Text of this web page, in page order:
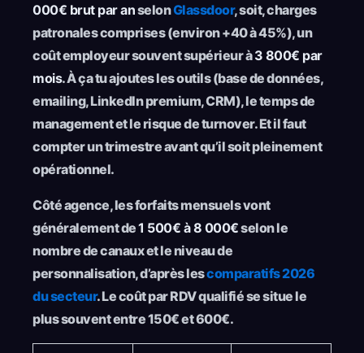
000€ brut par anselonGlassdoor, soit, charges
patronales comprises (environ +40 à 45%), un
coût employeur souvent supérieur à3 800€ par
mois. À ça tu ajoutes les outils (base de données,
emailing, LinkedIn premium, CRM), le temps de
management et le risque de turnover. Et il faut
compter un trimestre avant qu’il soit pleinement
opérationnel.
Côté agence, les forfaits mensuels vont
généralement de1 500€ à 8 000€selon le
nombre de canaux et le niveau de
personnalisation, d’après lescomparatifs 2026
du secteur. Le coût par RDV qualifié se situe le
plus souvent entre 150€ et 600€.